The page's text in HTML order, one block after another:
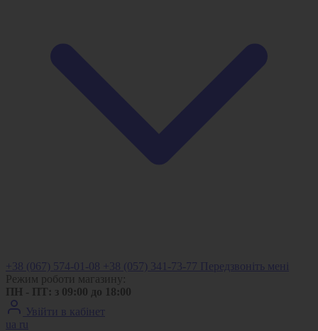
+38 (067) 574-01-08 +38 (057) 341-73-77 Передзвоніть мені
Режим роботи магазину:
ПН - ПТ: з 09:00 до 18:00
Увійти в кабінет
ua
ru